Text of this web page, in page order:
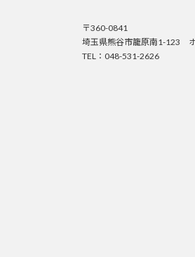
〒360-0841
埼玉県熊谷市籠原南1-123
TEL：048-531-2626